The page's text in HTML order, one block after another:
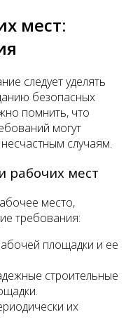
мест:
следует уделять
безопасных
помнить, что
могут
случаям.
рабочих мест
место,
требования:
площадки и ее
строительные
их